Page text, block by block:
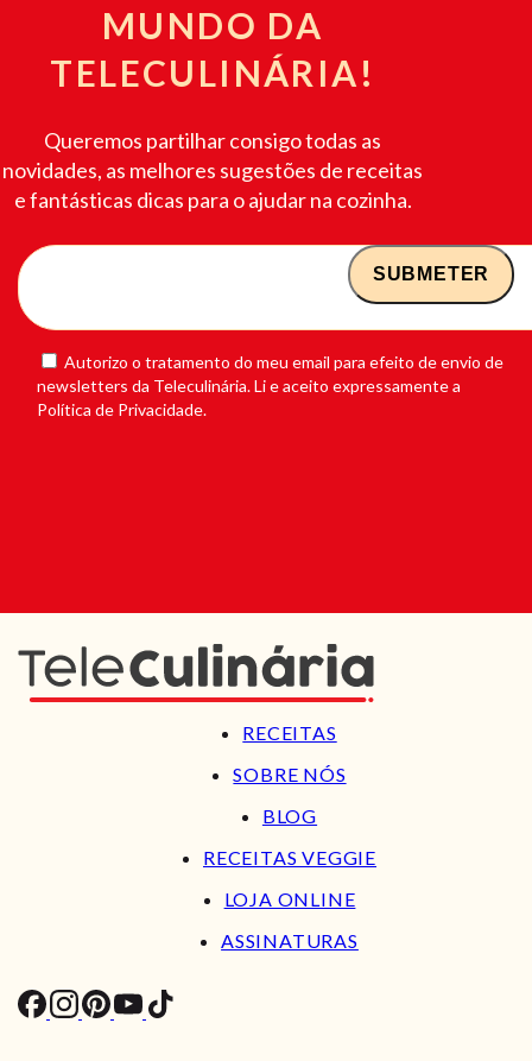
MUNDO DA
TELECULINÁRIA!
Queremos partilhar consigo todas as
novidades, as melhores sugestões de receitas
e fantásticas dicas para o ajudar na cozinha.
Autorizo o tratamento do meu email para efeito de envio de
newsletters da Teleculinária. Li e aceito expressamente a
Política de Privacidade.
RECEITAS
SOBRE NÓS
BLOG
RECEITAS VEGGIE
LOJA ONLINE
ASSINATURAS